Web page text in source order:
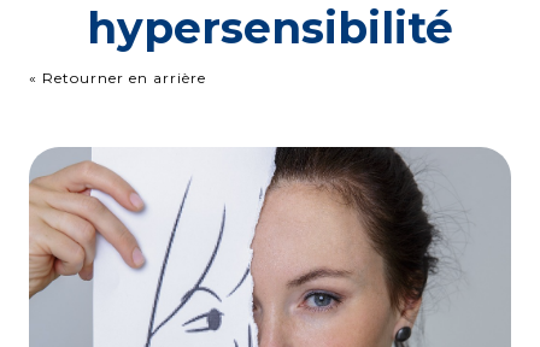
hypersensibilité
« Retourner en arrière